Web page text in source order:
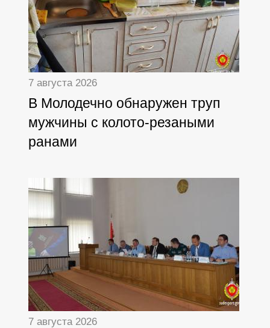
7 августа 2026
В Молодечно обнаружен труп
мужчины с колото-резаными
ранами
7 августа 2026